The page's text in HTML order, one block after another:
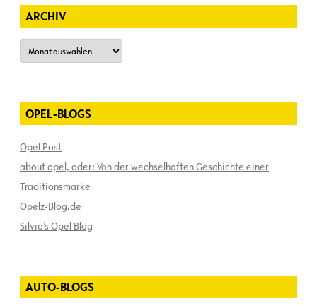
ARCHIV
Archiv
OPEL-BLOGS
Opel Post
about opel, oder: Von der wechselhaften Geschichte einer
Traditionsmarke
Opelz-Blog.de
Silvio’s Opel Blog
AUTO-BLOGS